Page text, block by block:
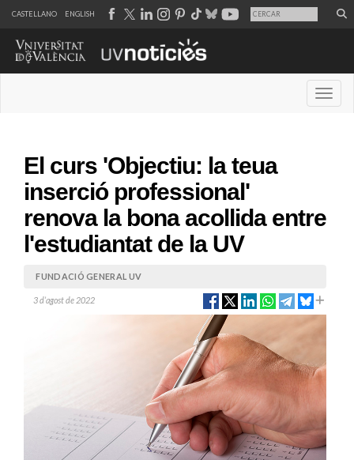
CASTELLANO ENGLISH
El curs 'Objectiu: la teua
inserció professional'
renova la bona acollida entre
l'estudiantat de la UV
FUNDACIÓ GENERAL UV
3 d’agost de 2022